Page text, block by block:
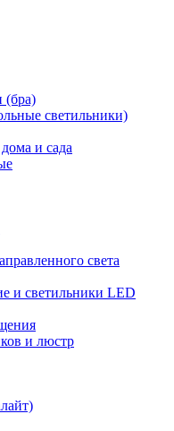
(бра)
светильники)
и сада
света
и светильники LED
и люстр